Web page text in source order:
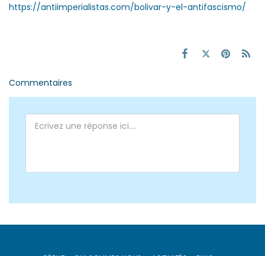
https://antiimperialistas.com/bolivar-y-el-antifascismo/
Commentaires